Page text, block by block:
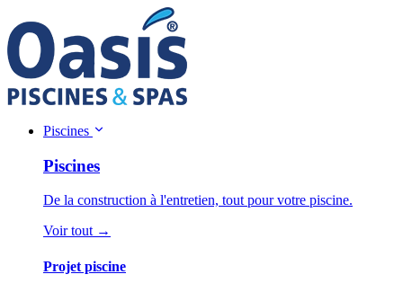
Piscines
Piscines
De la construction à l'entretien, tout pour votre piscine.
Voir tout →
Projet piscine